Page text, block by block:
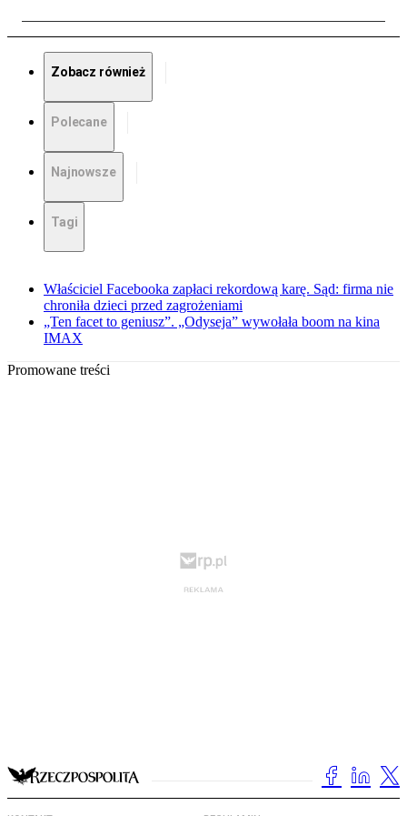
Zobacz również
Polecane
Najnowsze
Tagi
Właściciel Facebooka zapłaci rekordową karę. Sąd: firma nie
chroniła dzieci przed zagrożeniami
„Ten facet to geniusz”. „Odyseja” wywołała boom na kina
IMAX
Promowane treści